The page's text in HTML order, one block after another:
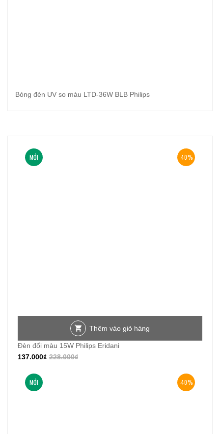
Bóng đèn UV so màu LTD-36W BLB Philips
-40%
MỚI
Thêm vào giỏ hàng
Đèn đổi màu 15W Philips Eridani
228.000₫
137.000₫
-40%
MỚI